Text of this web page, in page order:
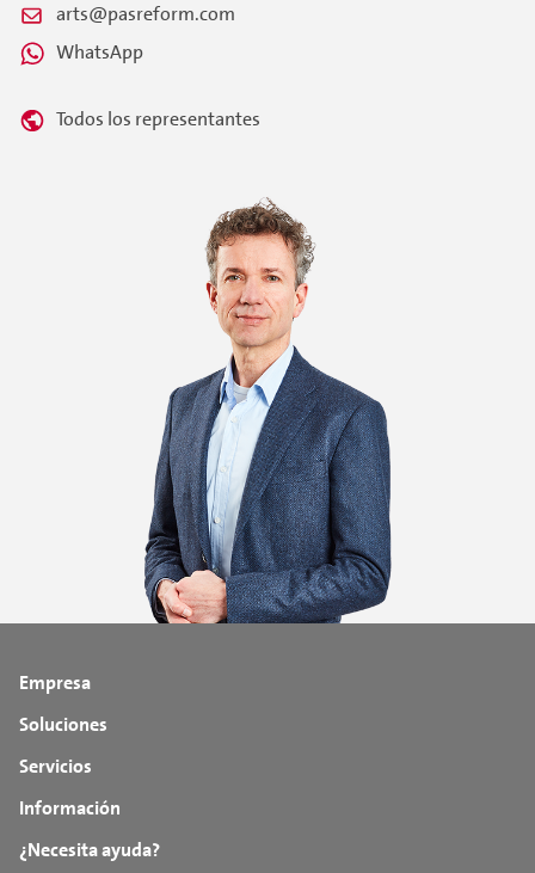
arts@pasreform.com
WhatsApp
Todos los representantes
Empresa
Soluciones
Servicios
Información
¿Necesita ayuda?